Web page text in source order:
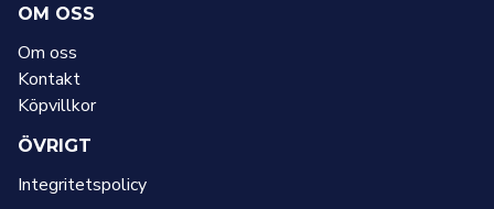
OM OSS
Om oss
Kontakt
Köpvillkor
ÖVRIGT
Integritetspolicy